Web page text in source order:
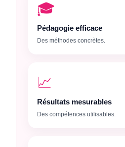
🎓
Pédagogie efficace
Des méthodes concrètes.
📈
Résultats mesurables
Des compétences utilisables.